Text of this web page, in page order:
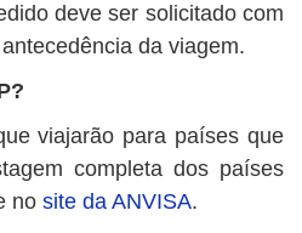
deve ser solicitado com
da viagem.
viajarão para países que
completa dos países
no site da ANVISA.